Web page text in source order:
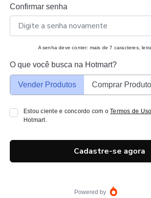
Confirmar senha
A senha deve conter: mais de 7 caracteres,
O que você busca na Hotmart?
Vender Produtos Comprar
Estou ciente e concordo com oTermos de Uso
Hotmart.
Cadastre-se agora
Powered by